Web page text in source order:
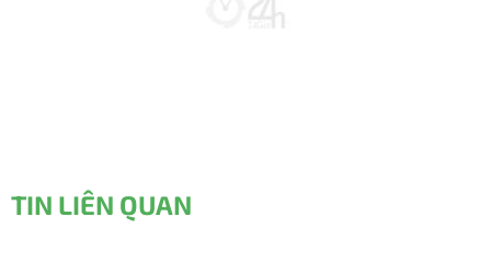
TIN LIÊN QUAN